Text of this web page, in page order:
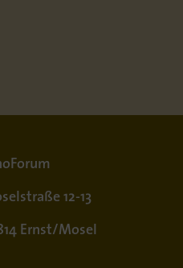
12-13
Ernst/Mosel